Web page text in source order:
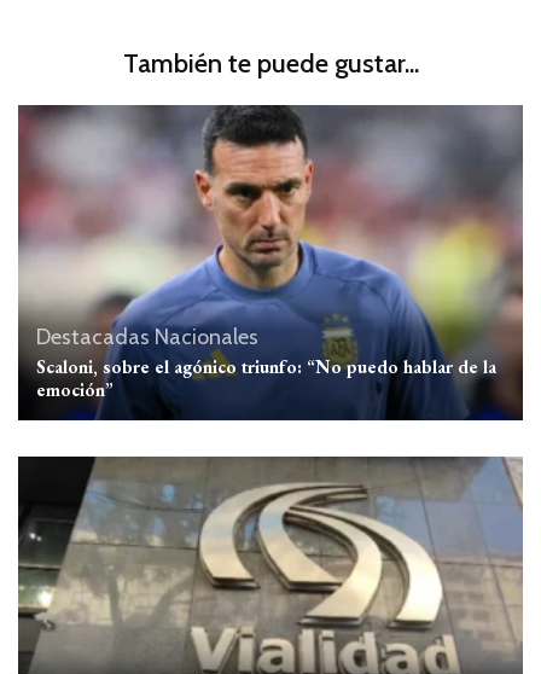
También te puede gustar...
Destacadas Nacionales
Scaloni, sobre el agónico triunfo: “No puedo hablar de la
emoción”